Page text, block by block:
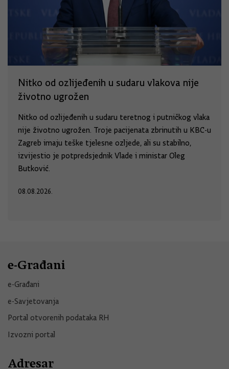
Nitko od ozlijeđenih u sudaru vlakova nije
životno ugrožen
Nitko od ozlijeđenih u sudaru teretnog i putničkog vlaka
nije životno ugrožen. Troje pacijenata zbrinutih u KBC-u
Zagreb imaju teške tjelesne ozljede, ali su stabilno,
izvijestio je potpredsjednik Vlade i ministar Oleg
Butković.
08.08.2026.
e-Građani
e-Građani
e-Savjetovanja
Portal otvorenih podataka RH
Izvozni portal
Adresar